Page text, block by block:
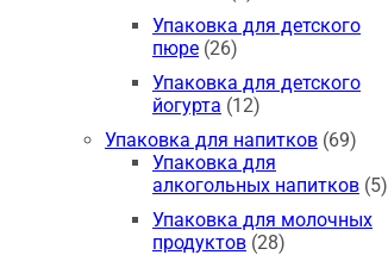
Упаковка для детского
пюре (26)
Упаковка для детского
йогурта (12)
Упаковка для напитков (69)
Упаковка для
алкогольных напитков (5)
Упаковка для молочных
продуктов (28)